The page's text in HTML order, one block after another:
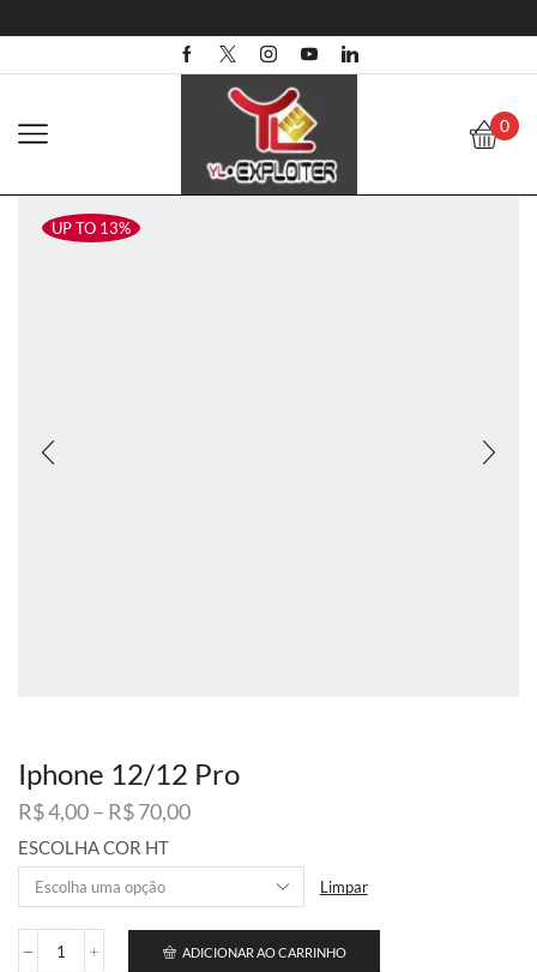
0
UP TO 13%
Iphone 12/12 Pro
R$4,00– R$70,00Faixa
preço:
através
R$ 70,00
ESCOLHA COR HT
Limpar
Iphone
ADICIONAR AO CARRINHO